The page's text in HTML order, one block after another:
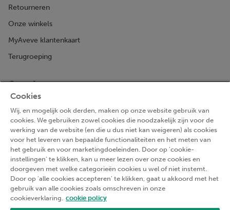
Retourneren
Onze winkels
MyAveve klantenkaart
Terugroeping
Over Aveve
Ons duurzaamheidsplan
Missie
Algemene voorwaarden
Privacyverklaring
Cookieverklaring
Toegankelijkheidsverklaring
Werken bij Aveve
Cookies
Wij, en mogelijk ook derden, maken op onze website gebruik van
cookies. We gebruiken zowel cookies die noodzakelijk zijn voor de
werking van de website (en die u dus niet kan weigeren) als cookies
voor het leveren van bepaalde functionaliteiten en het meten van
het gebruik en voor marketingdoeleinden. Door op 'cookie-
instellingen' te klikken, kan u meer lezen over onze cookies en
doorgeven met welke categorieën cookies u wel of niet instemt.
Door op 'alle cookies accepteren' te klikken, gaat u akkoord met het
gebruik van alle cookies zoals omschreven in onze
cookieverklaring. cookie policy